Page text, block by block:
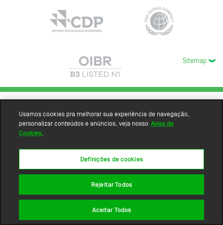
Sitemap
Usamos cookies pra melhorar sua experiência de navegação,
personalizar conteúdos e anúncios, veja nosso Aviso de
Cookies.
Definições de cookies
Rejeitar Todos
Aceitar Todos